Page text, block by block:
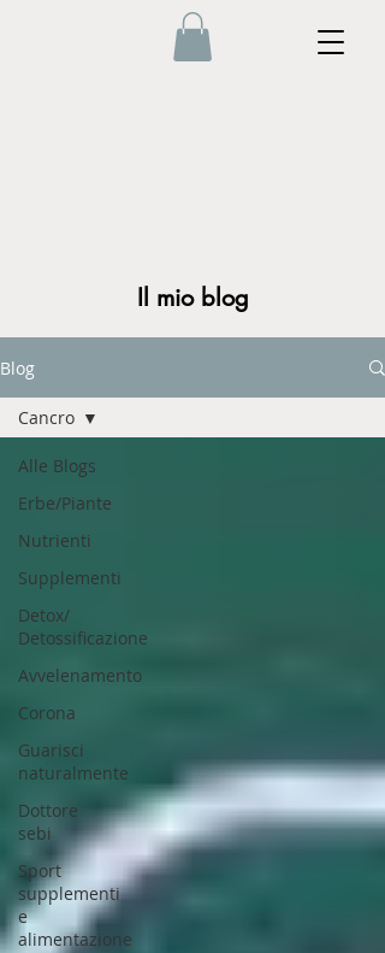
Il mio blog
Blog
Alle Blogs
Erbe/Piante
Nutrienti
Supplementi
Detox/
Detossificazione
Avvelenamento
Corona
Guarisci
naturalmente
Dottore
sebi
Sport
supplementi
e
alimentazione
Cancro